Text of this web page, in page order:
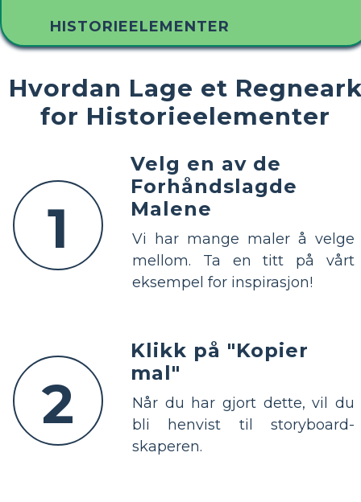
HISTORIEELEMENTER
Hvordan Lage et
for Historieelementer
1
Velg en av de
Forhåndslagde
Malene
Vi har mange maler å velge
mellom. Ta en titt på vårt
eksempel for inspirasjon!
2
Klikk på "Kopier
mal"
Når du har gjort dette, vil du
bli henvist til storyboard-
skaperen.